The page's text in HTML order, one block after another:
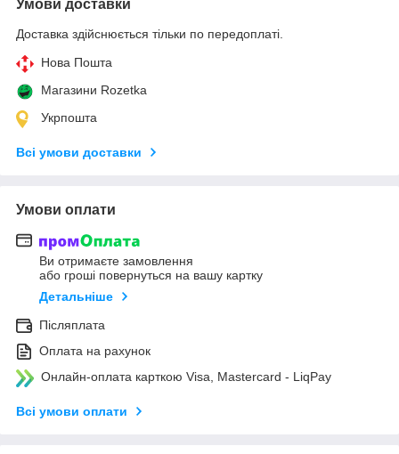
Умови доставки
Доставка здійснюється тільки по передоплаті.
Нова Пошта
Магазини Rozetka
Укрпошта
Всі умови доставки
Умови оплати
Ви отримаєте замовлення
або гроші повернуться на вашу картку
Детальніше
Післяплата
Оплата на рахунок
Онлайн-оплата карткою Visa, Mastercard - LiqPay
Всі умови оплати